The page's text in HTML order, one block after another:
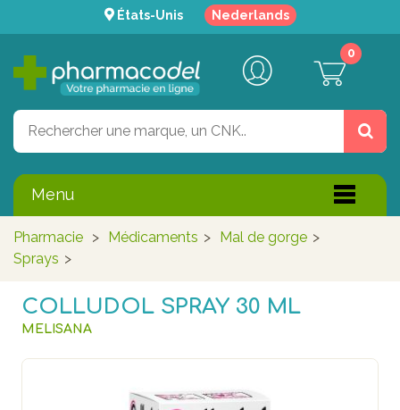
États-Unis Nederlands
0
Menu
Pharmacie > Médicaments > Mal de gorge >
Sprays >
COLLUDOL SPRAY 30 ML
MELISANA